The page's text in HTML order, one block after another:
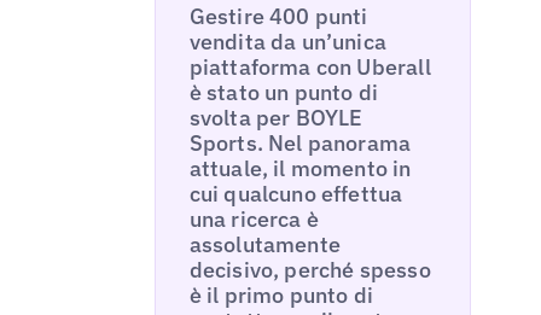
Gestire 400 punti
vendita da un’unica
piattaforma con Uberall
è stato un punto di
svolta per BOYLE
Sports. Nel panorama
attuale, il momento in
cui qualcuno effettua
una ricerca è
assolutamente
decisivo, perché spesso
è il primo punto di